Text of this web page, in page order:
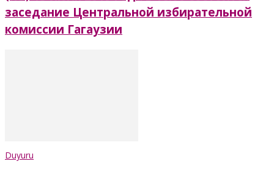
заседание Центральной избирательной
комиссии Гагаузии
Duyuru